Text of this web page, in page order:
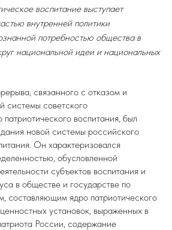
воспитание выступает
внутренней политики
потребностью общества в
национальной идеи и национальных
связанного с отказом и
системы советского
воспитания, был
новой системы российского
Он характеризовался
обусловленной
субъектов воспитания и
в обществе и государстве по
составляющим ядро патриотического
установок, выраженных в
России, содержание